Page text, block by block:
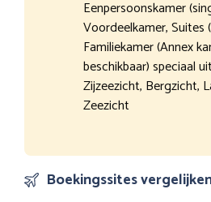
Eenpersoonskamer
Voordeelkamer, Suites
Familiekamer (Annex
beschikbaar) speciaal
Zijzeezicht, Bergzicht,
Zeezicht
Boekingssites